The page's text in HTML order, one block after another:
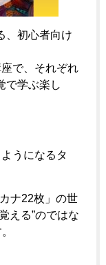
、初心者向け
で、それぞれ
で学ぶ楽し
うになるタ
ナ22枚」の世
える”のではな